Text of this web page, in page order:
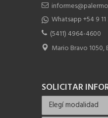
Whatsapp +54 9
(5411) 4964-4600
Mario Bravo 1050,
SOLICITAR